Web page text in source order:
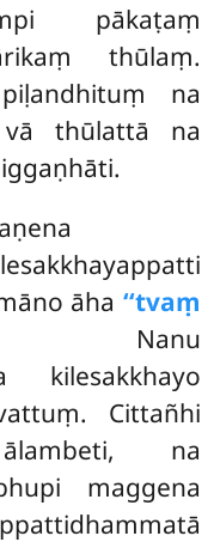
pākaṭaṃ
thūlaṃ.
na
vā thūlattā na
āha ‘‘tvaṃ
Nanu
kilesakkhayo
Cittañhi
ālambeti, na
maggena